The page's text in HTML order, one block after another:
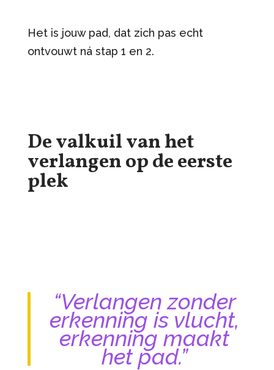
Het is jouw pad, dat zich pas echt
ontvouwt ná stap 1 en 2.
De valkuil van het
verlangen op de eerste
plek
“Verlangen zonder
erkenning is vlucht,
erkenning maakt
het pad.”